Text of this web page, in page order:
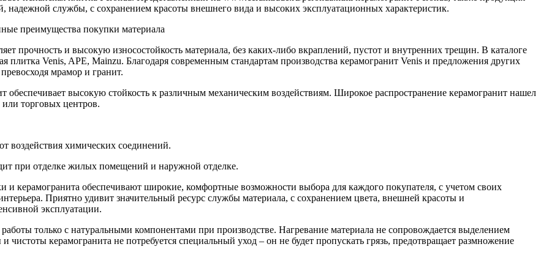
надежной службы, с сохранением красоты внешнего вида и высоких эксплуатационных характеристик.
преимущества покупки материала
прочность и высокую износостойкость материала, без каких-либо вкраплений, пустот и внутренних трещин. В каталоге
плитка Venis, APE, Mainzu. Благодаря современным стандартам производства керамогранит Venis и предложения других
мрамор и гранит.
обеспечивает высокую стойкость к различным механическим воздействиям. Широкое распространение керамогранит нашел
торговых центров.
воздействия химических соединений.
при отделке жилых помещений и наружной отделке.
и керамогранита обеспечивают широкие, комфортные возможности выбора для каждого покупателя, с учетом своих
Приятно удивит значительный ресурс службы материала, с сохранением цвета, внешней красоты и
эксплуатации.
только с натуральными компонентами при производстве. Нагревание материала не сопровождается выделением
керамогранита не потребуется специальный уход – он не будет пропускать грязь, предотвращает размножение